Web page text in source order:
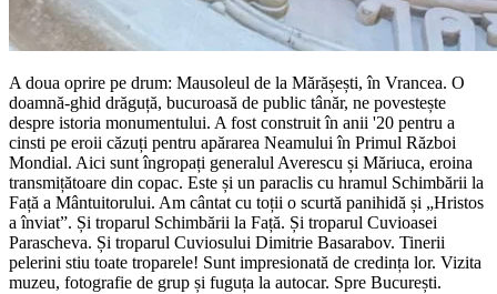
A doua oprire pe drum: Mausoleul de la Mărășești, în Vrancea. O
doamnă-ghid drăguță, bucuroasă de public tânăr, ne povestește
despre istoria monumentului. A fost construit în anii '20 pentru a
cinsti pe eroii căzuți pentru apărarea Neamului în Primul Război
Mondial. Aici sunt îngropați generalul Averescu și Măriuca, eroina
transmițătoare din copac. Este și un paraclis cu hramul Schimbării la
Față a Mântuitorului. Am cântat cu toții o scurtă panihidă și „Hristos
a înviat”. Și troparul Schimbării la Față. Și troparul Cuvioasei
Parascheva. Și troparul Cuviosului Dimitrie Basarabov. Tinerii
pelerini stiu toate troparele! Sunt impresionată de credința lor. Vizita
muzeu, fotografie de grup și fuguța la autocar. Spre București.